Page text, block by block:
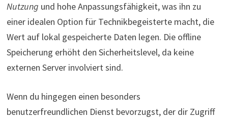
Nutzung und hohe Anpassungsfähigkeit, was ihn zu
einer idealen Option für Technikbegeisterte macht, die
Wert auf lokal gespeicherte Daten legen. Die offline
Speicherung erhöht den Sicherheitslevel, da keine
externen Server involviert sind.
Wenn du hingegen einen besonders
benutzerfreundlichen Dienst bevorzugst, der dir Zugriff